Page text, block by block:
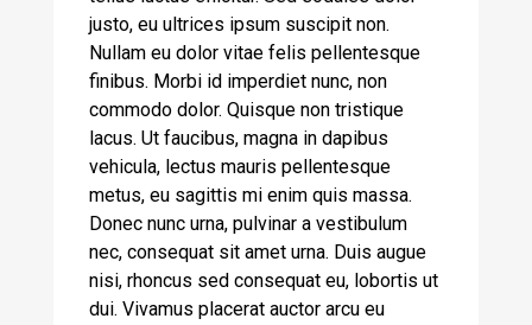
justo, eu ultrices ipsum suscipit non.
Nullam eu dolor vitae felis pellentesque
finibus. Morbi id imperdiet nunc, non
commodo dolor. Quisque non tristique
lacus. Ut faucibus, magna in dapibus
vehicula, lectus mauris pellentesque
metus, eu sagittis mi enim quis massa.
Donec nunc urna, pulvinar a vestibulum
nec, consequat sit amet urna. Duis augue
nisi, rhoncus sed consequat eu, lobortis ut
dui. Vivamus placerat auctor arcu eu